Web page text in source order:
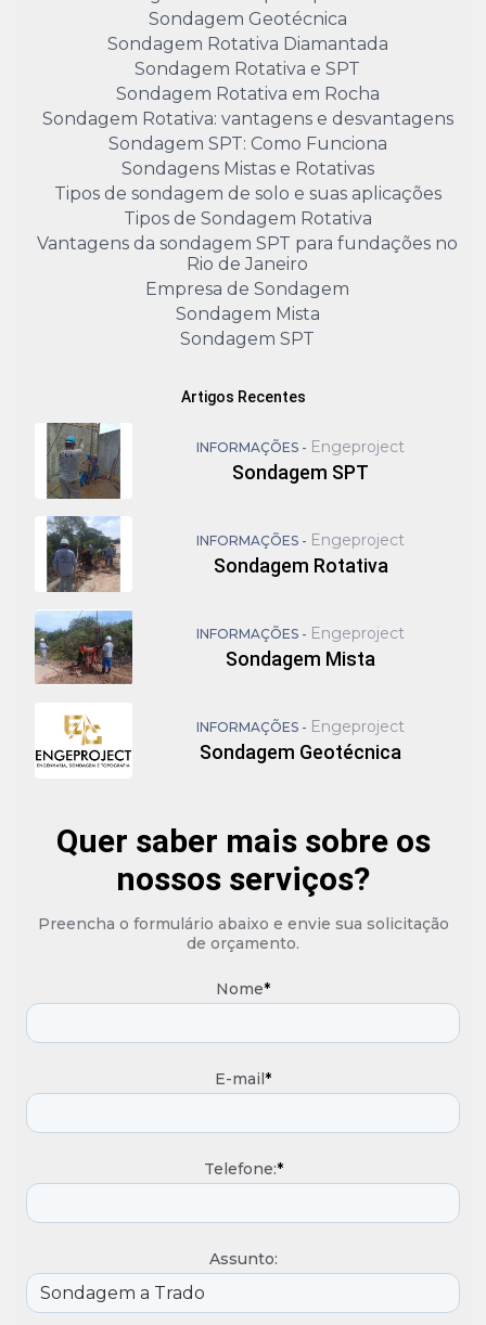
Sondagem Geotécnica
Sondagem Rotativa Diamantada
Sondagem Rotativa e SPT
Sondagem Rotativa em Rocha
Sondagem Rotativa: vantagens e desvantagens
Sondagem SPT: Como Funciona
Sondagens Mistas e Rotativas
Tipos de sondagem de solo e suas aplicações
Tipos de Sondagem Rotativa
Vantagens da sondagem SPT para fundações no
Rio de Janeiro
Empresa de Sondagem
Sondagem Mista
Sondagem SPT
Artigos Recentes
INFORMAÇÕES - Engeproject
Sondagem SPT
INFORMAÇÕES - Engeproject
Sondagem Rotativa
INFORMAÇÕES - Engeproject
Sondagem Mista
INFORMAÇÕES - Engeproject
Sondagem Geotécnica
Quer saber mais sobre os
nossos serviços?
Preencha o formulário abaixo e envie sua solicitação
de orçamento.
Nome*
E-mail*
Telefone:*
Assunto: